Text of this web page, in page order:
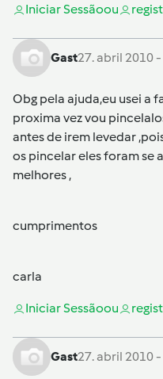
Iniciar Sessãoou
Gast27. abril 2010 -
Obg pela ajuda,eu usei a
proxima vez vou
antes de irem levedar
os pincelar eles foram se
melhores ,
cumprimentos
carla
Iniciar Sessãoou
Gast27. abril 2010